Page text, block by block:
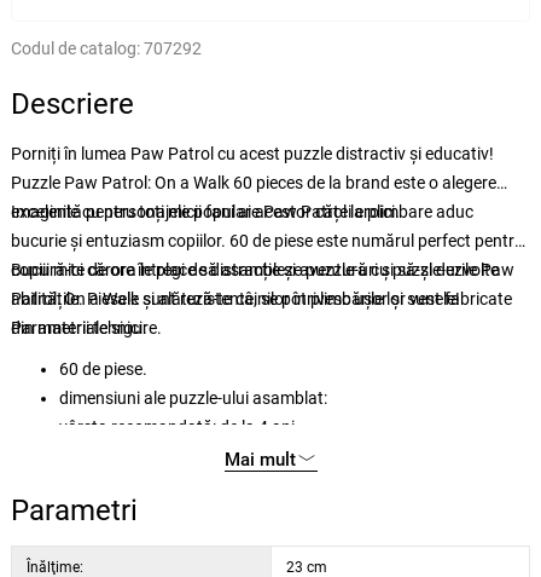
Codul de catalog:707292
Descriere
Porniți în lumea Paw Patrol cu acest puzzle distractiv și educativ!
Puzzle Paw Patrol: On a Walk 60 pieces de la brand este o alegere
excelentă pentru toți micii fani ai acestor căței eroici.
Imaginile cu personajele populare Paw Patrol la plimbare aduc
bucurie și entuziasm copiilor. 60 de piese este numărul perfect pentru
copiii mici cărora le place să asambleze puzzle-uri și să-și dezvolte
abilitățile. Piesele sunt rezistente, se potrivesc ușor și sunt fabricate
din materiale sigure.
Bucură-te de ore întregi de distracție și aventură cu puzzle-urile Paw
Patrol: On a Walk și alătură-te câinilor în plimbările lor vesele!
Parametrii tehnici:
60 de piese.
dimensiuni ale puzzle-ului asamblat:
vârsta recomandată: de la 4 ani
Mai mult
Parametri
Înălţime: 23 cm